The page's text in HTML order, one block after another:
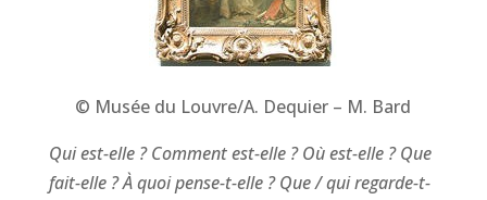
© Musée du Louvre/A. Dequier – M. Bard
Qui est-elle ? Comment est-elle ? Où est-elle ? Que
fait-elle ? À quoi pense-t-elle ? Que / qui regarde-t-